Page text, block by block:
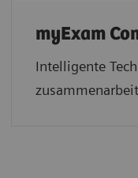
myExam
Intelligente